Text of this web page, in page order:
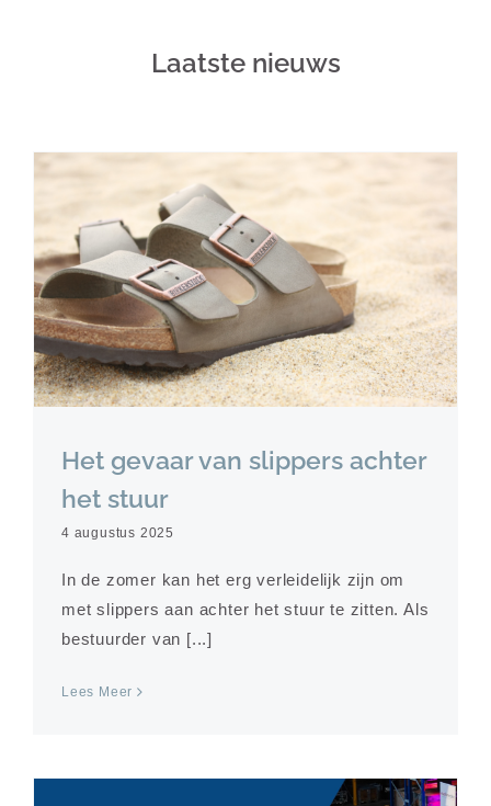
Laatste nieuws
Het gevaar van slippers achter
het stuur
4 augustus 2025
In de zomer kan het erg verleidelijk zijn om
met slippers aan achter het stuur te zitten. Als
bestuurder van [...]
Lees Meer